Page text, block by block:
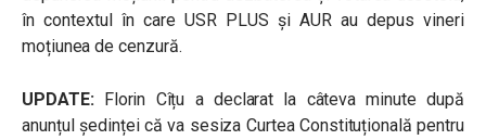
în contextul în care USR PLUS și AUR au depus vineri
moțiunea de cenzură.
UPDATE:Florin Cîțu a declarat la câteva minute după
anunțul ședinței că va sesiza Curtea Constituțională pentru